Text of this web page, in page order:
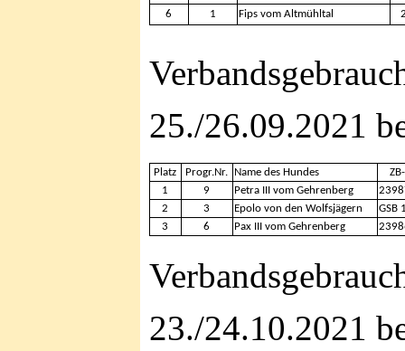
6
1 Fips vom Altmühltal
25./26.09.2021
Platz Progr.Nr. Name des Hundes
1
9 Petra III vom Gehrenberg
2
3 Epolo von den Wolfsjägern
GSB
3
6 Pax III vom Gehrenberg
23./24.10.2021